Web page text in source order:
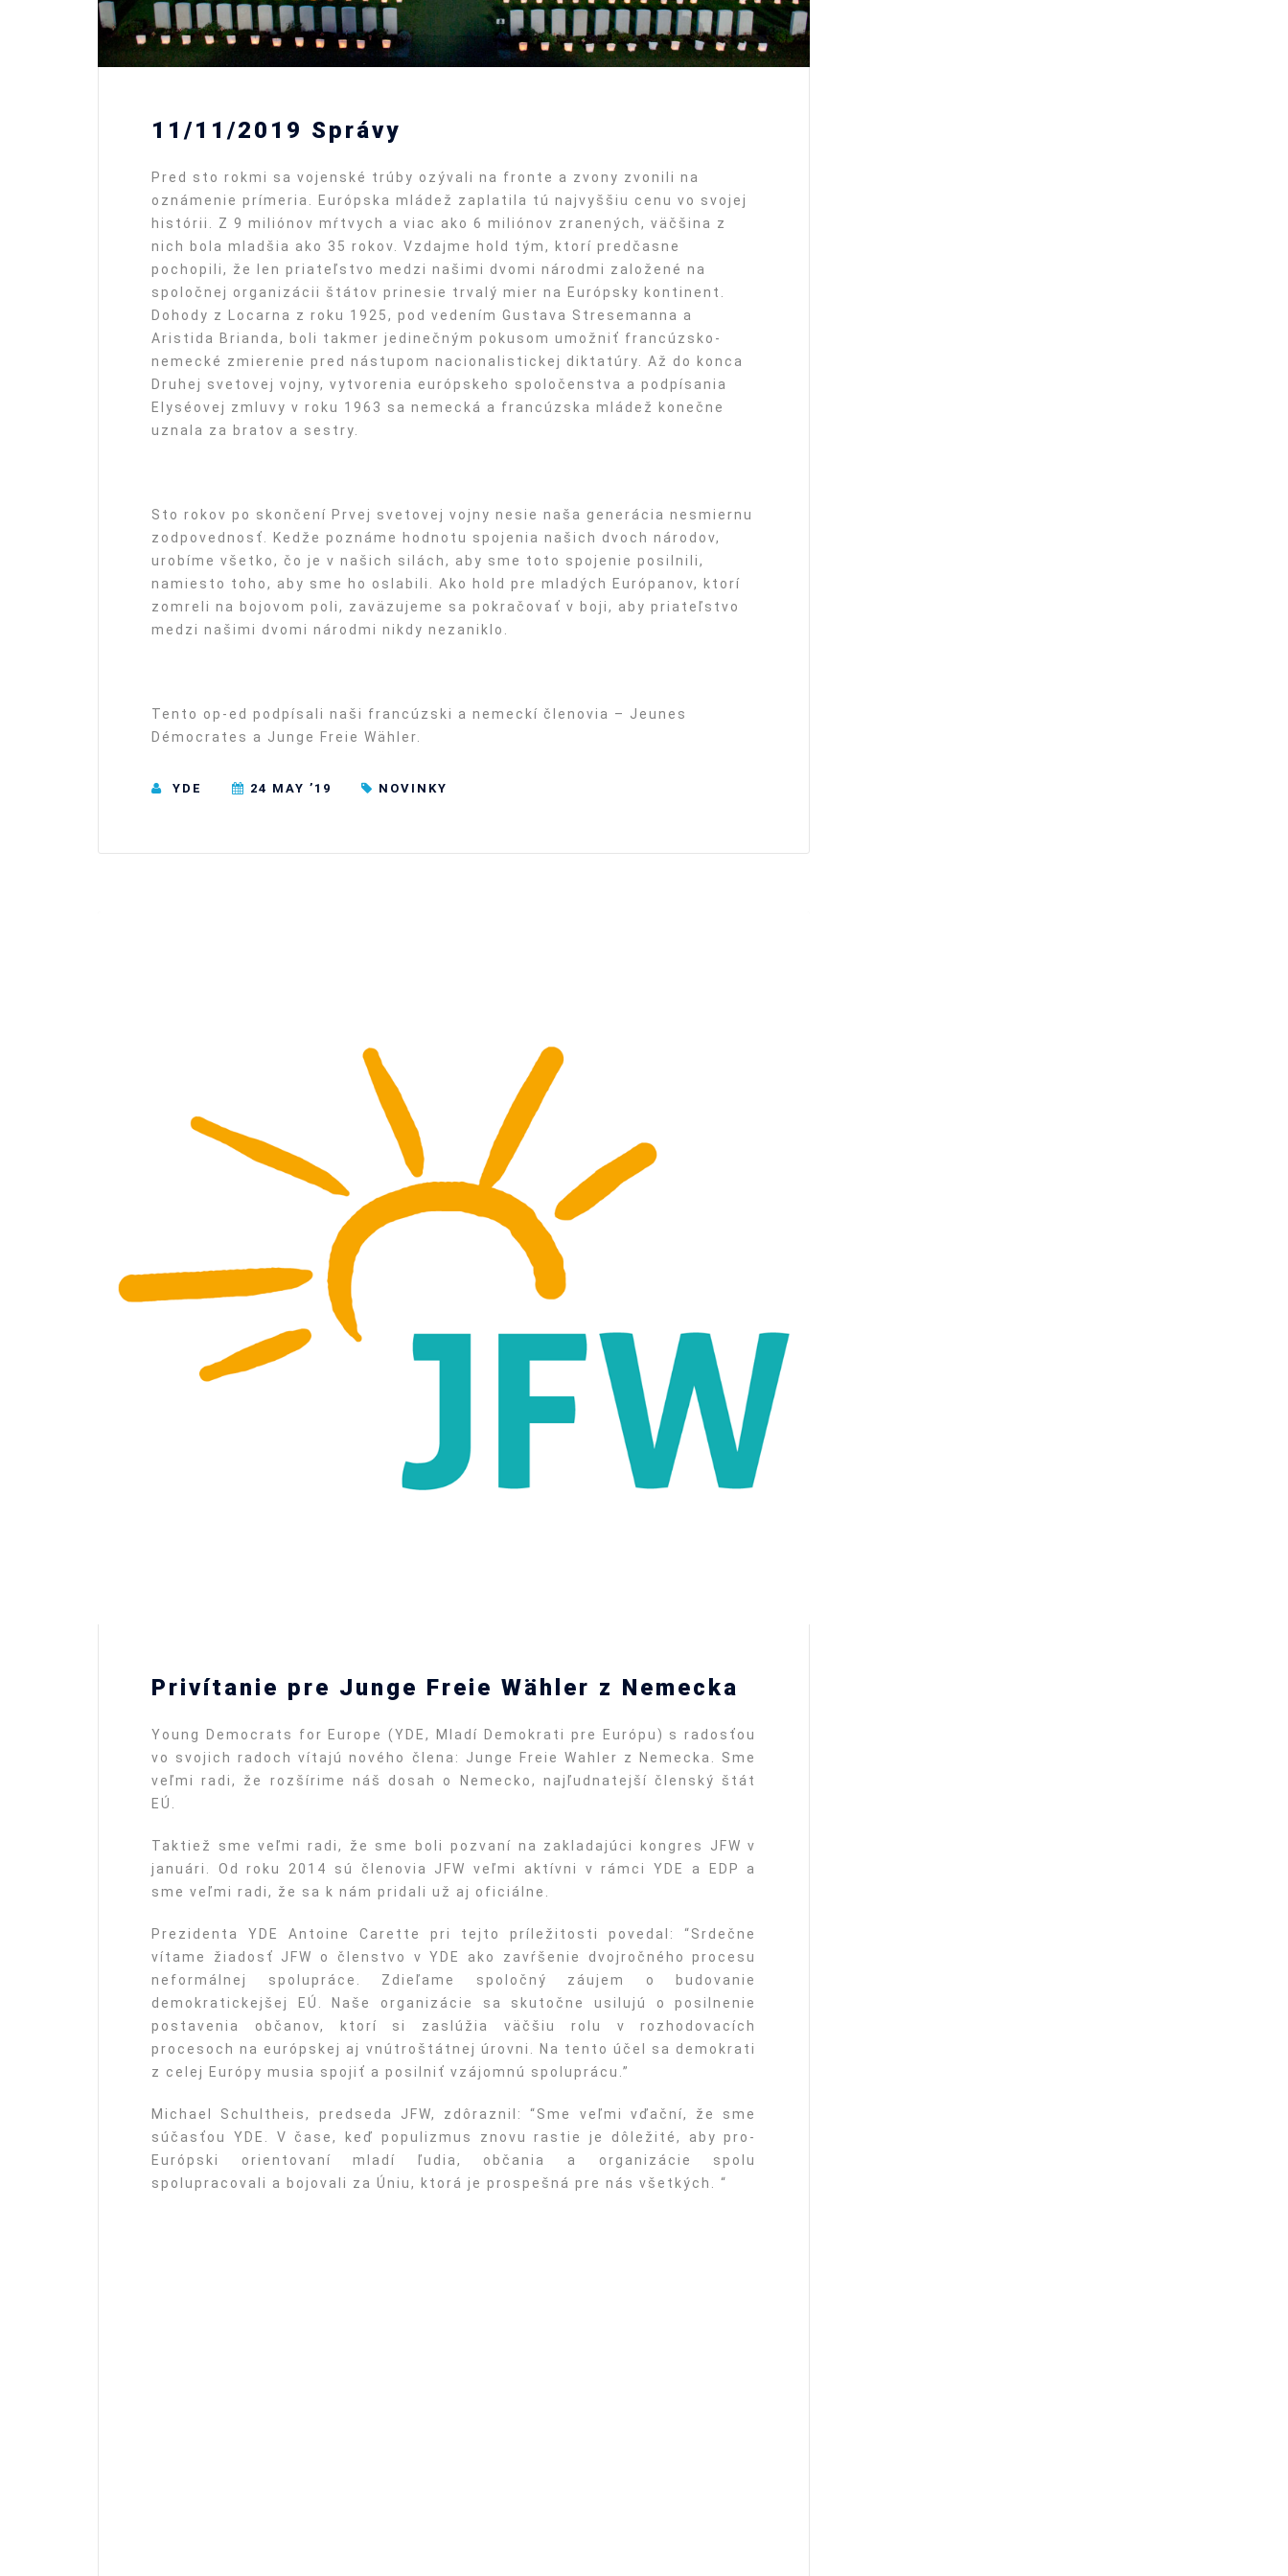
11/11/2019 Správy
Pred sto rokmi sa vojenské trúby ozývali na fronte a zvony zvonili na
oznámenie prímeria. Európska mládež zaplatila tú najvyššiu cenu vo svojej
histórii. Z 9 miliónov mŕtvych a viac ako 6 miliónov zranených, väčšina z
nich bola mladšia ako 35 rokov. Vzdajme hold tým, ktorí predčasne
pochopili, že len priateľstvo medzi našimi dvomi národmi založené na
spoločnej organizácii štátov prinesie trvalý mier na Európsky kontinent.
Dohody z Locarna z roku 1925, pod vedením Gustava Stresemanna a
Aristida Brianda, boli takmer jedinečným pokusom umožniť francúzsko-
nemecké zmierenie pred nástupom nacionalistickej diktatúry. Až do konca
Druhej svetovej vojny, vytvorenia európskeho spoločenstva a podpísania
Elyséovej zmluvy v roku 1963 sa nemecká a francúzska mládež konečne
uznala za bratov a sestry.
Sto rokov po skončení Prvej svetovej vojny nesie naša generácia nesmiernu
zodpovednosť. Kedže poznáme hodnotu spojenia našich dvoch národov,
urobíme všetko, čo je v našich silách, aby sme toto spojenie posilnili,
namiesto toho, aby sme ho oslabili. Ako hold pre mladých Európanov, ktorí
zomreli na bojovom poli, zaväzujeme sa pokračovať v boji, aby priateľstvo
medzi našimi dvomi národmi nikdy nezaniklo.
Tento op-ed podpísali naši francúzski a nemeckí členovia – Jeunes
Démocrates a Junge Freie Wähler.
YDE 24 MAY ’19 NOVINKY
Privítanie pre Junge Freie Wähler z Nemecka
Young Democrats for Europe (YDE, Mladí Demokrati pre Európu) s radosťou
vo svojich radoch vítajú nového člena: Junge Freie Wahler z Nemecka. Sme
veľmi radi, že rozšírime náš dosah o Nemecko, najľudnatejší členský štát
EÚ.
Taktiež sme veľmi radi, že sme boli pozvaní na zakladajúci kongres JFW v
januári. Od roku 2014 sú členovia JFW veľmi aktívni v rámci YDE a EDP a
sme veľmi radi, že sa k nám pridali už aj oficiálne.
Prezidenta YDE Antoine Carette pri tejto príležitosti povedal: “Srdečne
vítame žiadosť JFW o členstvo v YDE ako zavŕšenie dvojročného procesu
neformálnej spolupráce. Zdieľame spoločný záujem o budovanie
demokratickejšej EÚ. Naše organizácie sa skutočne usilujú o posilnenie
postavenia občanov, ktorí si zaslúžia väčšiu rolu v rozhodovacích
procesoch na európskej aj vnútroštátnej úrovni. Na tento účel sa demokrati
z celej Európy musia spojiť a posilniť vzájomnú spoluprácu.”
Michael Schultheis, predseda JFW, zdôraznil: “Sme veľmi vďační, že sme
súčasťou YDE. V čase, keď populizmus znovu rastie je dôležité, aby pro-
Európski orientovaní mladí ľudia, občania a organizácie spolu
spolupracovali a bojovali za Úniu, ktorá je prospešná pre nás všetkých. “